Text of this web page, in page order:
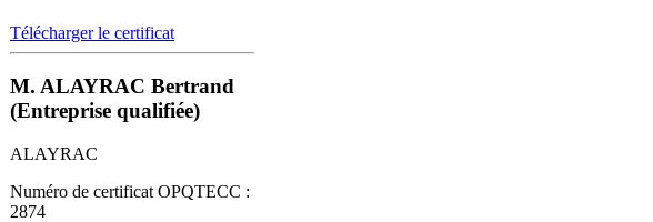
Télécharger le certificat
M. ALAYRAC Bertrand
(Entreprise qualifiée)
ALAYRAC
Numéro de certificat OPQTECC :
2874